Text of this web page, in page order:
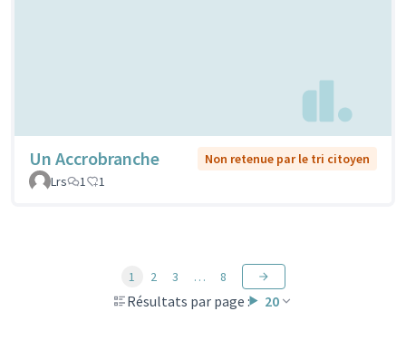
Un Accrobranche
Non retenue par le tri citoyen
Lrs
1 1
Résultats par page : 20
1 2 3 … 8